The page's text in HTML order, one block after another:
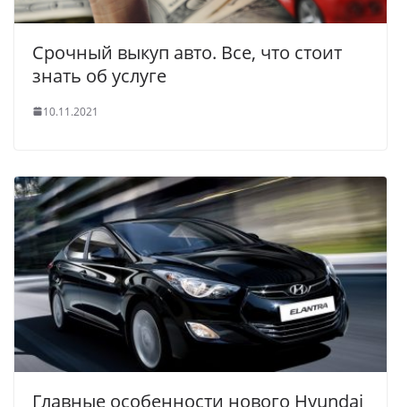
Срочный выкуп авто. Все, что стоит
знать об услуге
10.11.2021
Главные особенности нового Hyundai